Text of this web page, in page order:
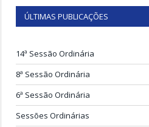
ÚLTIMAS PUBLICAÇÕES
14ª Sessão Ordinária
8ª Sessão Ordinária
6ª Sessão Ordinária
Sessões Ordinárias